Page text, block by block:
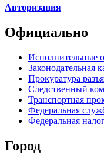
Авторизация
Официально
Исполнительные
Законодательная
Прокуратура
Следственный
Транспортная
Федеральная
Федеральная
Город